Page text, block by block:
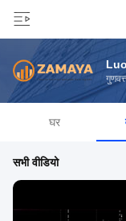
घर
सभी वीडियो